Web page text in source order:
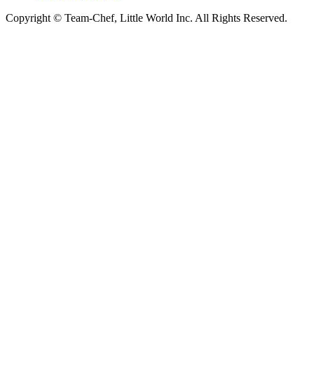
Copyright © Team-Chef, Little World Inc. All Rights Reserved.